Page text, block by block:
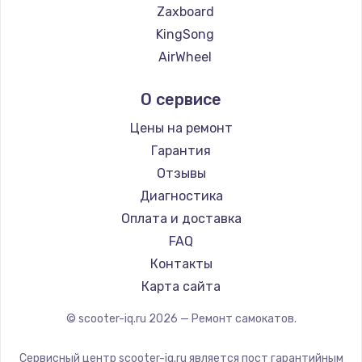
2500 руб.
Заказать
1300 руб.
Заказать
Техобслуживание
Заказать
Установка / подключение / демонтаж
1300 руб.
Zaxboard
KingSong
AirWheel
Hunter
Shorner
Joyor
Minimotors
Bork
Segway
KIRIN
О сервисе
Цены на ремонт
Гарантия
Отзывы
Диагностика
Оплата и доставка
FAQ
Контакты
Карта сайта
© scooter-iq.ru 2026 — Ремонт самокатов.
Сервисный центр scooter-iq.ru является пост гарантийным